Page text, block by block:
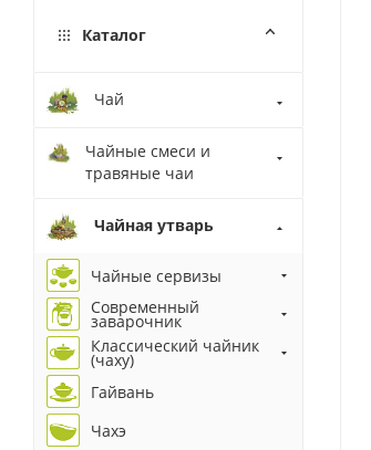
Каталог
Чай
Чайные смеси и
травяные чаи
Чайная утварь
Чайные сервизы
Современный
заварочник
Классический чайник
(чаху)
Гайвань
Чахэ